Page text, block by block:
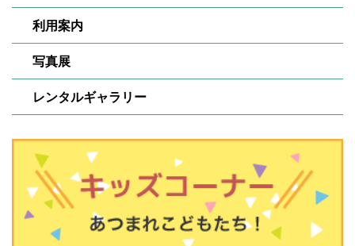
利用案内
写真展
レンタルギャラリー